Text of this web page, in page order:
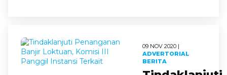
09 NOV 2020 |
ADVERTORIAL
BERITA